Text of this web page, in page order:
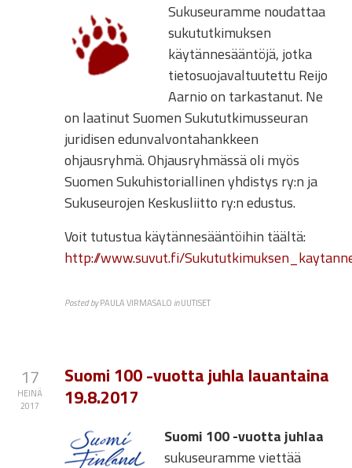
Sukuseuramme noudattaa
sukututkimuksen
käytännesääntöjä, jotka
tietosuojavaltuutettu Reijo
Aarnio on tarkastanut. Ne
on laatinut Suomen Sukututkimusseuran
juridisen edunvalvontahankkeen
ohjausryhmä. Ohjausryhmässä oli myös
Suomen Sukuhistoriallinen yhdistys ry:n ja
Sukuseurojen Keskusliitto ry:n edustus.
Voit tutustua käytännesääntöihin täältä:
http://www.suvut.fi/
Posted byPAULA VIRMASALO inUUTISET
17
HEINÄ
2017
Suomi 100 ­­-vuotta juhla lauantaina
19.8.2017
Suomi 100 ­­-vuotta juhlaa
sukuseuramme viettää